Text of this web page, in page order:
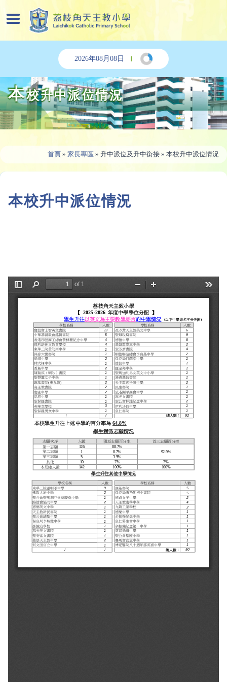
2026年08月08日
本校升中派位情況
首頁 » 家長專區 » 升中派位及升中銜接 » 本校升中派位情況
本校升中派位情況